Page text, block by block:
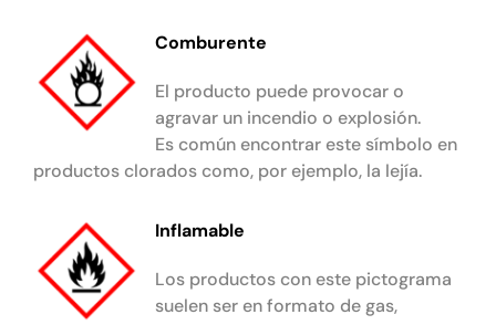
Comburente
El producto puede provocar o
agravar un incendio o explosión.
Es común encontrar este símbolo en
productos clorados como, por ejemplo, la lejía.
Inflamable
Los productos con este pictograma
suelen ser en formato de gas,